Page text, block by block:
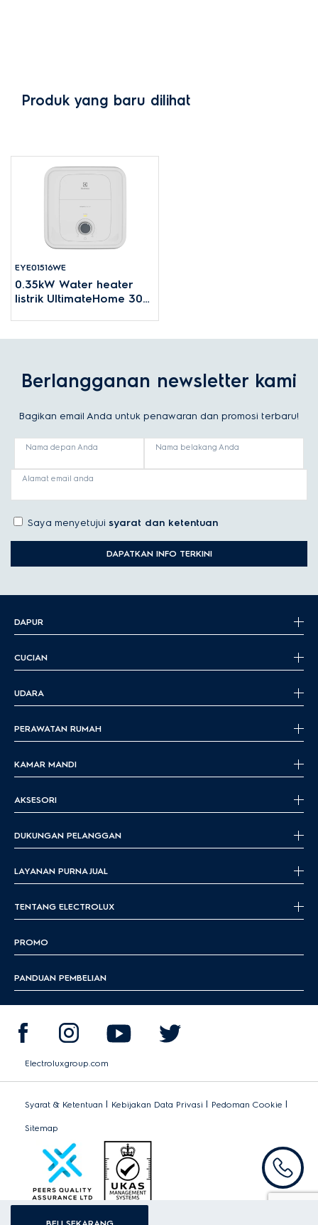
BELI SEKARANG
Produk yang baru dilihat
EYE01516WE
0.35kW Water heater
listrik UltimateHome 300
Berlangganan newsletter kami
Bagikan email Anda untuk penawaran dan promosi terbaru!
Nama depan Anda Nama belakang Anda
Alamat email anda
Saya menyetujui syarat dan ketentuan
DAPATKAN INFO TERKINI
DAPUR
CUCIAN
UDARA
PERAWATAN RUMAH
KAMAR MANDI
AKSESORI
DUKUNGAN PELANGGAN
LAYANAN PURNA JUAL
TENTANG ELECTROLUX
PROMO
PANDUAN PEMBELIAN
Electroluxgroup.com
Syarat & Ketentuan | Kebijakan Data Privasi | Pedoman Cookie |
Sitemap